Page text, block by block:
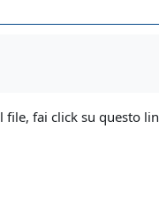
file, fai click su questo